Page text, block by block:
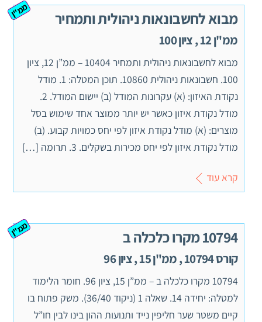
מבוא לחשבונאות ניהולית ותמחיר
ממ"ן 12 , ציון 100
ממ"ן
מבוא לחשבונאות ניהולית ותמחיר 10404 – ממ”ן 12, ציון
100. חשבונאות ניהולית 10860. תוכן המטלה: 1. מודל
נקודת האיזון: (א) עקרונות המודל (ב) יישום המודל. 2.
מודל נקודת איזון כאשר יש יותר ממוצר אחד שימוש בסל
מוצרים: (א) מודל נקודת איזון לפי יחס כמויות קבוע. (ב)
מודל נקודת איזון לפי יחס מכירות בשקלים. 3. תרומה […]
קרא עוד
10794 מקרו כלכלה ב
קורס 10794 , ממ"ן 15 , ציון 96
ממ"ן
10794 מקרו כלכלה ב – ממ”ן 15, ציון 96. חומר הלימוד
למטלה: יחידה 14. שאלה 1 (ניקוד 36/40). משק פתוח בו
קיים משטר שער חליפין נייד ותנועות ההון בינו לבין חו”ל